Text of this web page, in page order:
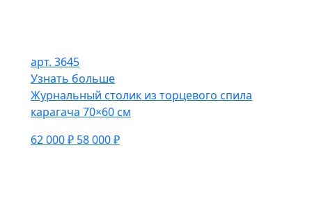
арт. 3645
Узнать больше
Журнальный столик из торцевого спила
карагача 70×60 см
62 000 ₽ 58 000 ₽